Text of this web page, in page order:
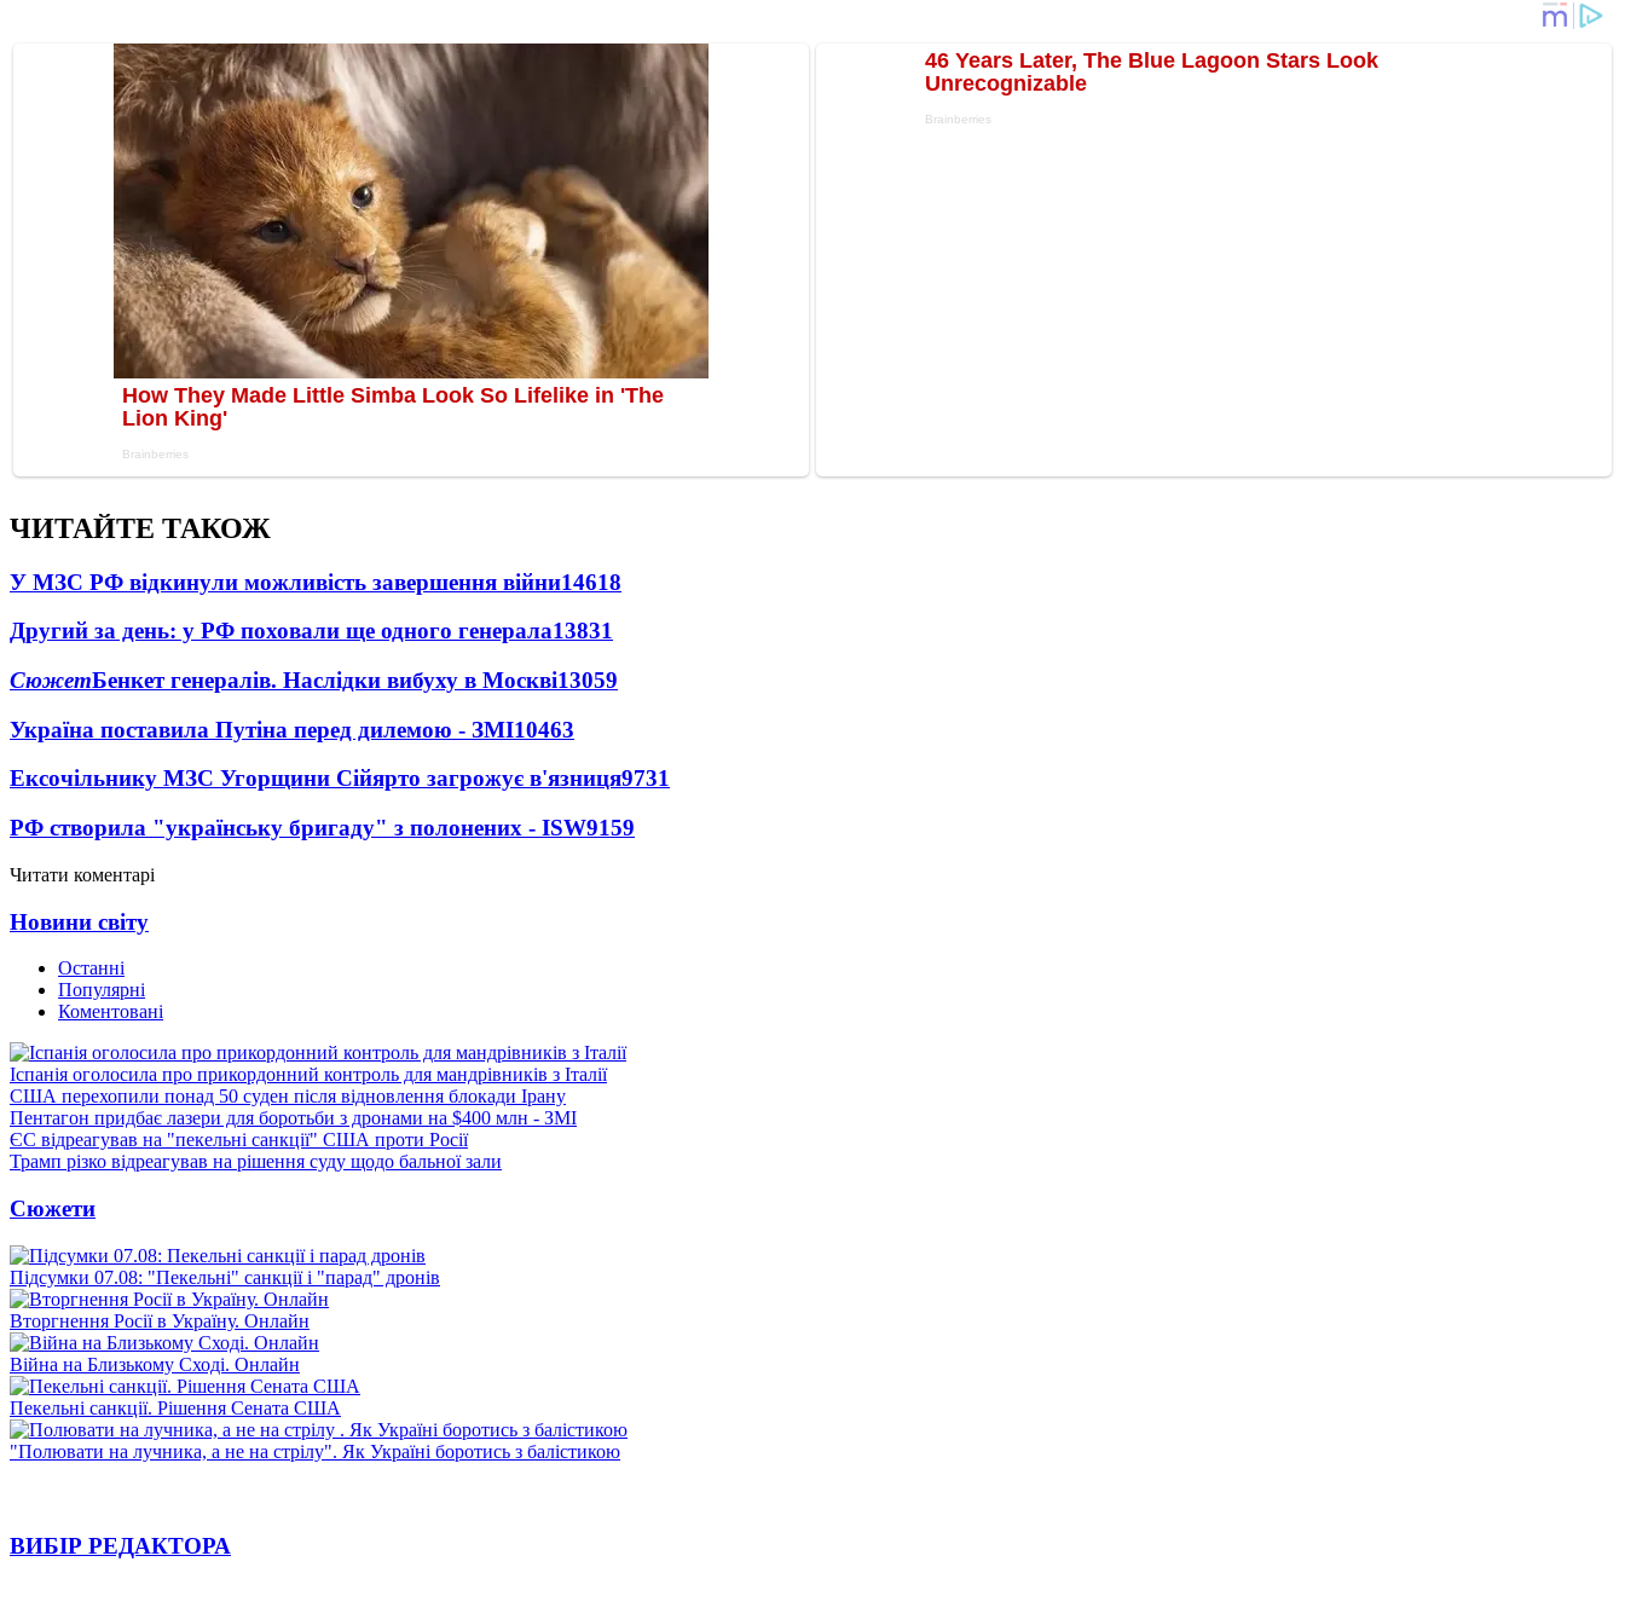
ЧИТАЙТЕ ТАКОЖ
У МЗС РФ відкинули можливість завершення війни14618
Другий за день: у РФ поховали ще одного генерала13831
СюжетБенкет генералів. Наслідки вибуху в Москві13059
Україна поставила Путіна перед дилемою - ЗМІ10463
Ексочільнику МЗС Угорщини Сійярто загрожує в'язниця9731
РФ створила "українську бригаду" з полонених - ISW9159
Читати коментарі
Новини світу
Останні
Популярні
Коментовані
Іспанія оголосила про прикордонний контроль для мандрівників з Італії
США перехопили понад 50 суден після відновлення блокади Ірану
Пентагон придбає лазери для боротьби з дронами на $400 млн - ЗМІ
ЄС відреагував на "пекельні санкції" США проти Росії
Трамп різко відреагував на рішення суду щодо бальної зали
Сюжети
Підсумки 07.08: "Пекельні" санкції і "парад" дронів
Вторгнення Росії в Україну. Онлайн
Війна на Близькому Сході. Онлайн
Пекельні санкції. Рішення Сената США
"Полювати на лучника, а не на стрілу". Як Україні боротись з балістикою
ВИБІР РЕДАКТОРА